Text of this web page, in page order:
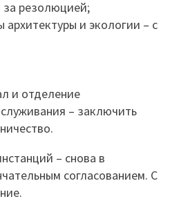
резолюцией;
и экологии – с
и отделение
– заключить
– снова в
согласованием. С